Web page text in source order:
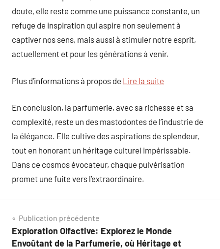
doute, elle reste comme une puissance constante, un
refuge de inspiration qui aspire non seulement à
captiver nos sens, mais aussi à stimuler notre esprit,
actuellement et pour les générations à venir.
Plus d’informations à propos de Lire la suite
En conclusion, la parfumerie, avec sa richesse et sa
complexité, reste un des mastodontes de l’industrie de
la élégance. Elle cultive des aspirations de splendeur,
tout en honorant un héritage culturel impérissable.
Dans ce cosmos évocateur, chaque pulvérisation
promet une fuite vers l’extraordinaire.
Navigation
de
Publication précédente
Exploration Olfactive: Explorez le Monde
Envoûtant de la Parfumerie, où Héritage et